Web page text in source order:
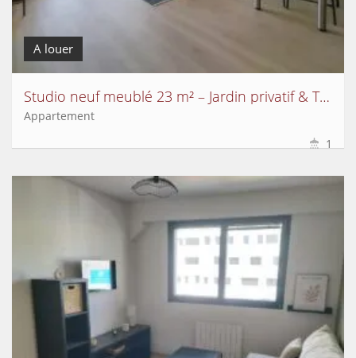
A louer
Studio neuf meublé 23 m² – Jardin privatif & Terrasse – Entrée indépendante – Très lumineux
Appartement
1